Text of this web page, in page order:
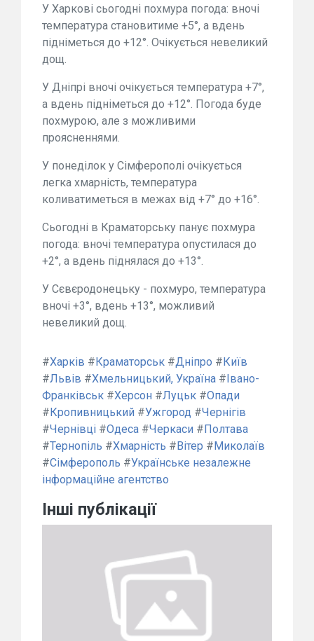
У Харкові сьогодні похмура погода: вночі
температура становитиме +5°, а вдень
підніметься до +12°. Очікується невеликий
дощ.
У Дніпрі вночі очікується температура +7°,
а вдень підніметься до +12°. Погода буде
похмурою, але з можливими
проясненнями.
У понеділок у Сімферополі очікується
легка хмарність, температура
коливатиметься в межах від +7° до +16°.
Сьогодні в Краматорську панує похмура
погода: вночі температура опустилася до
+2°, а вдень піднялася до +13°.
У Сєвєродонецьку - похмуро, температура
вночі +3°, вдень +13°, можливий
невеликий дощ.
#Харків #Краматорськ #Дніпро #Київ
#Львів #Хмельницький, Україна #Івано-
Франківськ #Херсон #Луцьк #Опади
#Кропивницький #Ужгород #Чернігів
#Чернівці #Одеса #Черкаси #Полтава
#Тернопіль #Хмарність #Вітер #Миколаїв
#Сімферополь #Українське незалежне
інформаційне агентство
Інші публікації